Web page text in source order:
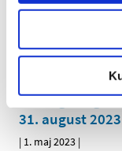
|1. maj 2023|
med opdatering af
statslige
31. august 2023
| 1. maj 2023 |